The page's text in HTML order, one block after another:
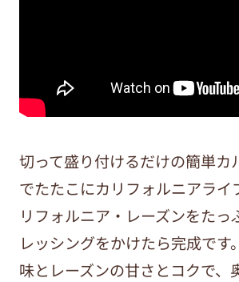
切って盛り付けるだけの簡単カ
でたたこにカリフォルニアライ
リフォルニア・レーズンをたっ
レッシングをかけたら完成です
味とレーズンの甘さとコクで、